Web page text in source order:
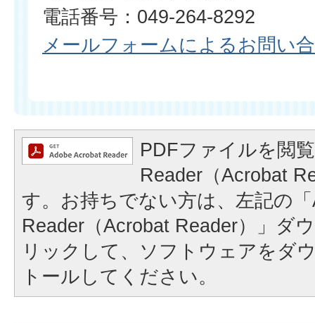
電話番号：049-264-8292
メールフォームによるお問い
PDFファイルを閲
Reader（Acrobat
す。お持ちでない方は、左記の
Reader（Acrobat Reader）」ダ
リックして、ソフトウェアをダ
トールしてください。